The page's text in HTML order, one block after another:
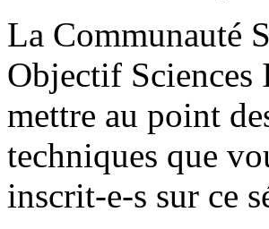
La Communauté
Objectif Sciences
mettre au point
techniques que
inscrit-e-s sur ce